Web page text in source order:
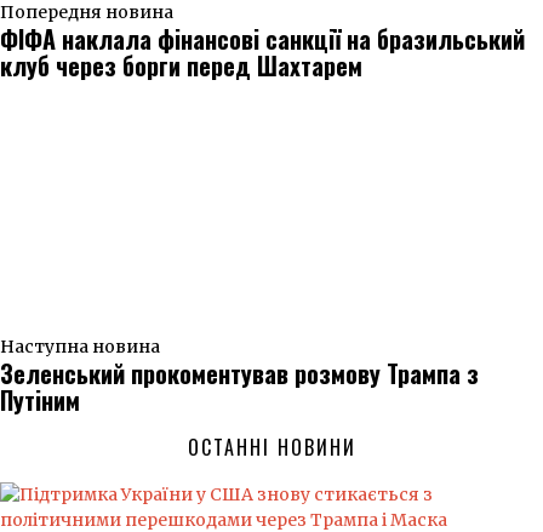
Попередня новина
ФІФА наклала фінансові санкції на бразильський
клуб через борги перед Шахтарем
Наступна новина
Зеленський прокоментував розмову Трампа з
Путіним
ОСТАННІ НОВИНИ